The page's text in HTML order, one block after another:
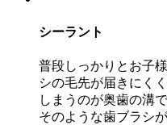
シーラント
普段しっかりとお子
シの毛先が届きにく
しまうのが奥歯の溝で
そのような歯ブラシ